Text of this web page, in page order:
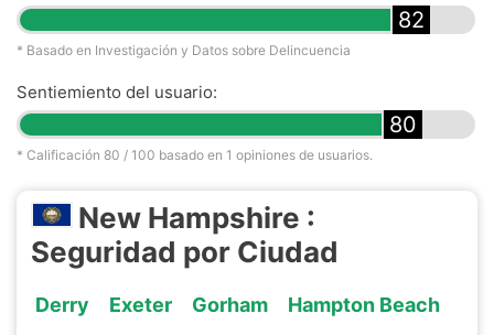
82
* Basado en Investigación y Datos sobre Delincuencia
Sentiemiento del usuario:
80
* Calificación 80 / 100 basado en 1 opiniones de usuarios.
New Hampshire :
Seguridad por Ciudad
Derry Exeter Gorham
Hampton Beach